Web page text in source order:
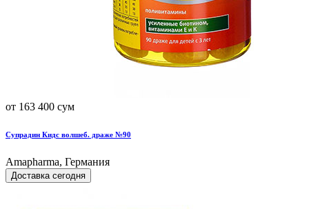
от 163 400 сум
Супрадин Кидс волшеб. драже №90
Amapharma, Германия
Доставка сегодня